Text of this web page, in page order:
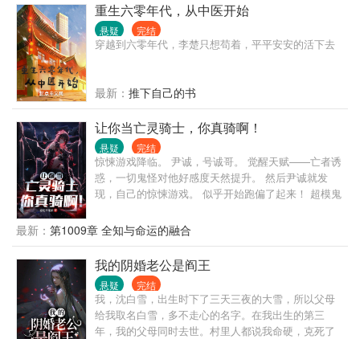
重生六零年代，从中医开始
悬疑 完结
穿越到六零年代，李楚只想苟着，平平安安的活下去
最新： 推下自己的书
让你当亡灵骑士，你真骑啊！
悬疑 完结
惊悚游戏降临。 尹诚，号诚哥。 觉醒天赋——亡者诱
惑，一切鬼怪对他好感度天然提升。 然后尹诚就发
现，自己的惊悚游戏。 似乎开始跑偏了起来！ 超模鬼
伯爵，非尹诚的鲜血不吸； 千变万化的画皮鬼追着尹
诚让给她画出完美人皮； 仙气飘飘的画中魂，待君千
年的鬼新娘，刀枪不入的僵尸公主... 蓦然回首。 尹诚
已然在亡灵骑士的道路上渐行渐远... 简介无力，请看
正文。
最新： 第1009章 全知与命运的融合
我的阴婚老公是阎王
悬疑 完结
我，沈白雪，出生时下了三天三夜的大雪，所以父母
给我取名白雪，多不走心的名字。在我出生的第三
年，我的父母同时去世。村里人都说我命硬，克死了